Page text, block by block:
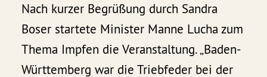
Nach kurzer Begrüßung durch Sandra
Boser startete Minister Manne Lucha zum
Thema Impfen die Veranstaltung. „Baden-
Württemberg war die Triebfeder bei der